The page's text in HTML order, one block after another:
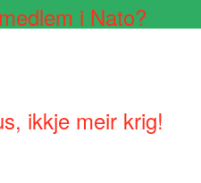
i Nato?
ikkje meir krig!